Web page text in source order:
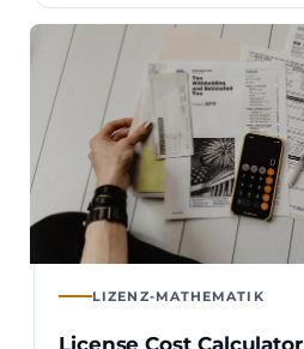
LIZENZ-MATHEMATIK